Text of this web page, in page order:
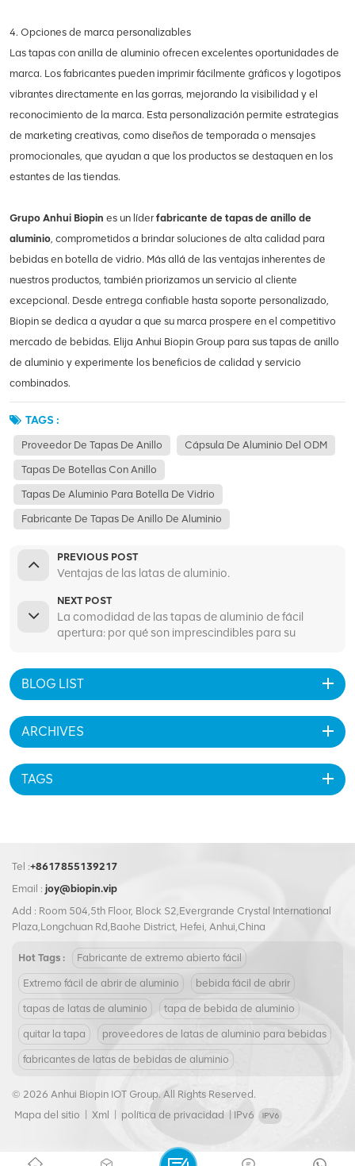
4. Opciones de marca personalizables
Las tapas con anilla de aluminio ofrecen excelentes oportunidades de
marca. Los fabricantes pueden imprimir fácilmente gráficos y logotipos
vibrantes directamente en las gorras, mejorando la visibilidad y el
reconocimiento de la marca. Esta personalización permite estrategias
de marketing creativas, como diseños de temporada o mensajes
promocionales, que ayudan a que los productos se destaquen en los
estantes de las tiendas.
Grupo Anhui Biopin es un líder fabricante de tapas de anillo de
aluminio , comprometidos a brindar soluciones de alta calidad para
bebidas en botella de vidrio. Más allá de las ventajas inherentes de
nuestros productos, también priorizamos un servicio al cliente
excepcional. Desde entrega confiable hasta soporte personalizado,
Biopin se dedica a ayudar a que su marca prospere en el competitivo
mercado de bebidas. Elija Anhui Biopin Group para sus tapas de anillo
de aluminio y experimente los beneficios de calidad y servicio
combinados.
TAGS :
Proveedor De Tapas De Anillo Cápsula De Aluminio Del ODM
Tapas De Botellas Con Anillo
Tapas De Aluminio Para Botella De Vidrio
Fabricante De Tapas De Anillo De Aluminio
PREVIOUS POST
Ventajas de las latas de aluminio.
NEXT POST
La comodidad de las tapas de aluminio de fácil
apertura: por qué son imprescindibles para su
BLOG LIST
ARCHIVES
TAGS
Tel :+8617855139217
Email : joy@biopin.vip
Add : Room 504,5th Floor, Block S2,Evergrande Crystal International
Plaza,Longchuan Rd,Baohe District, Hefei, Anhui,China
Hot Tags : Fabricante de extremo abierto fácil
Extremo fácil de abrir de aluminio bebida fácil de abrir
tapas de latas de aluminio tapa de bebida de aluminio
quitar la tapa proveedores de latas de aluminio para bebidas
fabricantes de latas de bebidas de aluminio
© 2026 Anhui Biopin IOT Group. All Rights Reserved.
Mapa del sitio
Xml política de privacidad IPv6